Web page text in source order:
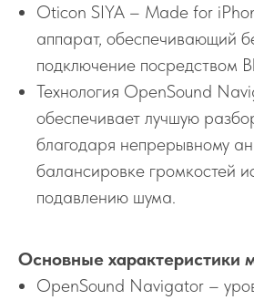
Oticon SIYA – Made for
аппарат, обеспечивающий
подключение посредством
Технология OpenSound
обеспечивает лучшую
благодаря непрерывному
балансировке громкостей
подавлению шума.
Основные характеристики
OpenSound Navigator –